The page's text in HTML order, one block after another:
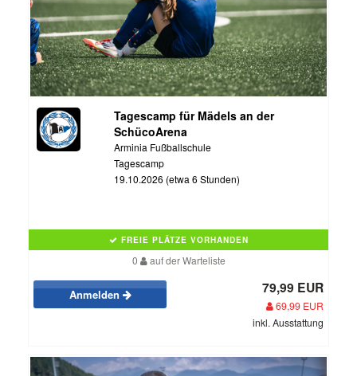
Tagescamp für Mädels an der
SchücoArena
Arminia Fußballschule
Tagescamp
19.10.2026 (etwa 6 Stunden)
FREIE PLÄTZE VORHANDEN
0 auf der Warteliste
Anmelden 79,99 EUR
69,99 EUR
inkl. Ausstattung